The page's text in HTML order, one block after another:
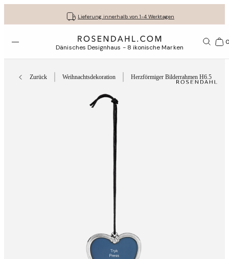
Lieferung innerhalb von 1-4 Werktagen
Kostenloser versand bei bestellungen ab 79 €
30 Tage kostenlose Rücksendung
Lassen Sie Ihre Geschenke liebevoll verpacken
Menü öffnen Dänisches Designhaus - 8 ikonische Marken 1156
Zurück Weihnachtsdekoration Herzförmiger Bilderrahmen H6.5